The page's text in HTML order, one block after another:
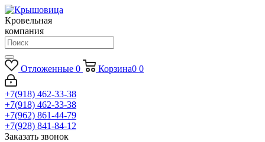
Кровельная
компания
Отложенные 0 Корзина0 0
+7(918) 462-33-38
+7(918) 462-33-38
+7(962) 861-44-79
+7(928) 841-84-12
Заказать звонок